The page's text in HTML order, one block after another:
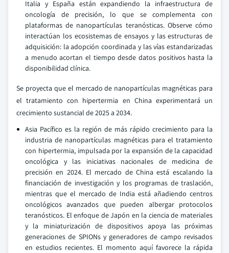
Italia y España están expandiendo la infraestructura de
oncología de precisión, lo que se complementa con
plataformas de nanopartículas teranósticas. Observe cómo
interactúan los ecosistemas de ensayos y las estructuras de
adquisición: la adopción coordinada y las vías estandarizadas
a menudo acortan el tiempo desde datos positivos hasta la
disponibilidad clínica.
Se proyecta que el mercado de nanopartículas magnéticas para
el tratamiento con hipertermia en China experimentará un
crecimiento sustancial de 2025 a 2034.
Asia Pacífico es la región de más rápido crecimiento para la
industria de nanopartículas magnéticas para el tratamiento
con hipertermia, impulsada por la expansión de la capacidad
oncológica y las iniciativas nacionales de medicina de
precisión en 2024. El mercado de China está escalando la
financiación de investigación y los programas de traslación,
mientras que el mercado de India está añadiendo centros
oncológicos avanzados que pueden albergar protocolos
teranósticos. El enfoque de Japón en la ciencia de materiales
y la miniaturización de dispositivos apoya las próximas
generaciones de SPIONs y generadores de campo revisados
en estudios recientes. El momento aquí favorece la rápida